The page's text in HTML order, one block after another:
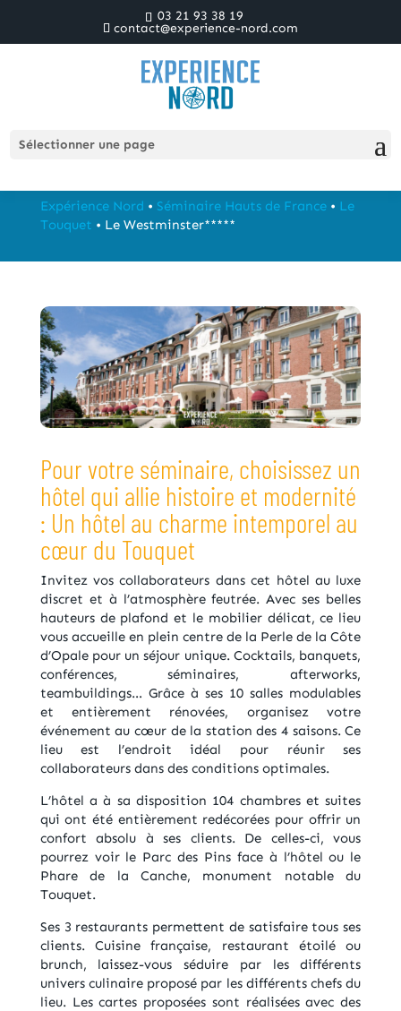
03 21 93 38 19
contact@experience-nord.com
Sélectionner une page
Le Westminster*****
Expérience Nord • Séminaire Hauts de France• Le
Touquet • Le Westminster*****
Pour votre séminaire, choisissez un
hôtel qui allie histoire et modernité
: Un hôtel au charme intemporel au
cœur du Touquet
Invitez vos collaborateurs dans cet hôtel au luxe
discret et à l’atmosphère feutrée. Avec ses belles
hauteurs de plafond et le mobilier délicat, ce lieu
vous accueille en plein centre de la Perle de la Côte
d’Opale pour un séjour unique. Cocktails, banquets,
conférences, séminaires, afterworks,
teambuildings… Grâce à ses 10 salles modulables
et entièrement rénovées, organisez votre
événement au cœur de la station des 4 saisons. Ce
lieu est l’endroit idéal pour réunir ses
collaborateurs dans des conditions optimales.
L’hôtel a à sa disposition 104 chambres et suites
qui ont été entièrement redécorées pour offrir un
confort absolu à ses clients. De celles-ci, vous
pourrez voir le Parc des Pins face à l’hôtel ou le
Phare de la Canche, monument notable du
Touquet.
Ses 3 restaurants permettent de satisfaire tous ses
clients. Cuisine française, restaurant étoilé ou
brunch, laissez-vous séduire par les différents
univers culinaire proposé par les différents chefs du
lieu. Les cartes proposées sont réalisées avec des